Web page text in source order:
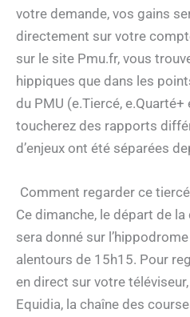
votre demande, vos gains
directement sur votre
sur le site Pmu.fr, vous
hippiques que dans les
du PMU (e.Tiercé,
toucherez des rapports
d’enjeux ont été séparées
Comment regarder ce
Ce dimanche, le départ de
sera donné sur
alentours de 15h15. Pour
en direct sur votre
Equidia, la chaîne des